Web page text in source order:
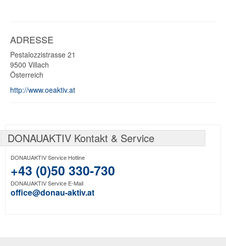
ADRESSE
Pestalozzistrasse 21
9500 Villach
Österreich
http://www.oeaktiv.at
DONAUAKTIV Kontakt & Service
DONAUAKTIV Service Hotline
+43 (0)50 330-730
DONAUAKTIV Service E-Mail
office@donau-aktiv.at